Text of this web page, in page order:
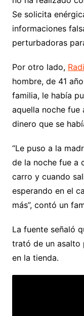
Se solicita
informaciones
perturbadoras
Por otro lado,
hombre, de 41
familia, le había
aquella noche fue
dinero que se
“Le puso a la
de la noche fue a
carro y cuando
esperando en el
más”, contó un
La fuente señaló
trató de un asalto
en la tienda.